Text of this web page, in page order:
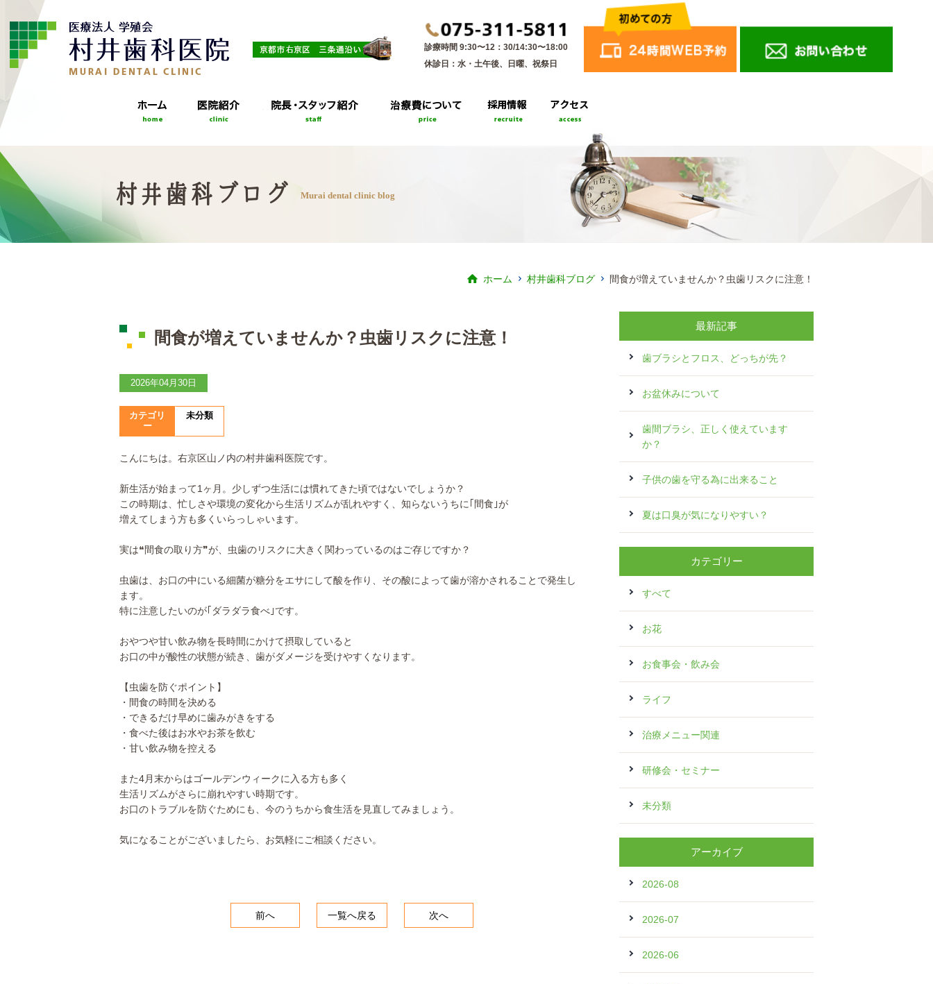
診療時間 9:30〜12：30/14:30〜18:00
休診日：水・土午後、日曜、祝祭日
村井歯科ブログ Murai dental clinic blog
ホーム 村井歯科ブログ 間食が増えていませんか？虫歯リスクに注意！
間食が増えていませんか？虫歯リスクに注意！
2026年04月30日
カテゴリ
ー
未分類
こんにちは。右京区山ノ内の村井歯科医院です。
新生活が始まって1ヶ月。少しずつ生活には慣れてきた頃ではないでしょうか？
この時期は、忙しさや環境の変化から生活リズムが乱れやすく、知らないうちに｢間食｣が
増えてしまう方も多くいらっしゃいます。
実は❝間食の取り方❞が、虫歯のリスクに大きく関わっているのはご存じですか？
虫歯は、お口の中にいる細菌が糖分をエサにして酸を作り、その酸によって歯が溶かされることで発生し
ます。
特に注意したいのが｢ダラダラ食べ｣です。
おやつや甘い飲み物を長時間にかけて摂取していると
お口の中が酸性の状態が続き、歯がダメージを受けやすくなります。
【虫歯を防ぐポイント】
・間食の時間を決める
・できるだけ早めに歯みがきをする
・食べた後はお水やお茶を飲む
・甘い飲み物を控える
また4月末からはゴールデンウィークに入る方も多く
生活リズムがさらに崩れやすい時期です。
お口のトラブルを防ぐためにも、今のうちから食生活を見直してみましょう。
気になることがございましたら、お気軽にご相談ください。
前へ 一覧へ戻る 次へ
最新記事
歯ブラシとフロス、どっちが先？
お盆休みについて
歯間ブラシ、正しく使えています
か？
子供の歯を守る為に出来ること
夏は口臭が気になりやすい？
カテゴリー
すべて
お花
お食事会・飲み会
ライフ
治療メニュー関連
研修会・セミナー
未分類
アーカイブ
2026-08
2026-07
2026-06